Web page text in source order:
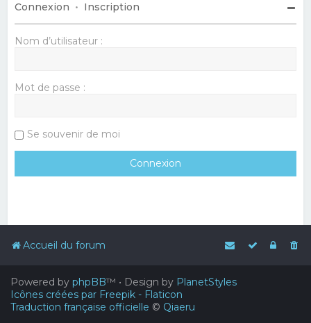
Connexion • Inscription
Nom d’utilisateur :
Mot de passe :
Se souvenir de moi
Accueil du forum
Powered by phpBB™ • Design by PlanetStyles
Icônes créées par Freepik - Flaticon
Traduction française officielle © Qiaeru